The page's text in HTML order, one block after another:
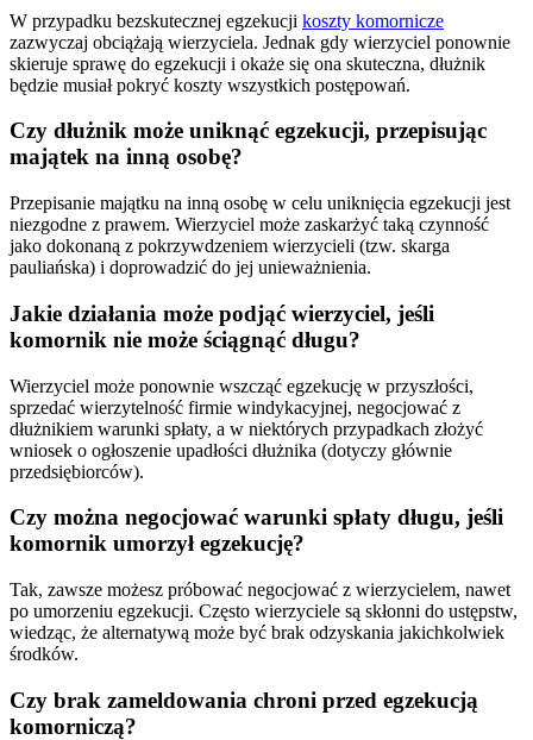
W przypadku bezskutecznej egzekucji koszty komornicze
zazwyczaj obciążają wierzyciela. Jednak gdy wierzyciel ponownie
skieruje sprawę do egzekucji i okaże się ona skuteczna, dłużnik
będzie musiał pokryć koszty wszystkich postępowań.
Czy dłużnik może uniknąć egzekucji, przepisując
majątek na inną osobę?
Przepisanie majątku na inną osobę w celu uniknięcia egzekucji jest
niezgodne z prawem. Wierzyciel może zaskarżyć taką czynność
jako dokonaną z pokrzywdzeniem wierzycieli (tzw. skarga
pauliańska) i doprowadzić do jej unieważnienia.
Jakie działania może podjąć wierzyciel, jeśli
komornik nie może ściągnąć długu?
Wierzyciel może ponownie wszcząć egzekucję w przyszłości,
sprzedać wierzytelność firmie windykacyjnej, negocjować z
dłużnikiem warunki spłaty, a w niektórych przypadkach złożyć
wniosek o ogłoszenie upadłości dłużnika (dotyczy głównie
przedsiębiorców).
Czy można negocjować warunki spłaty długu, jeśli
komornik umorzył egzekucję?
Tak, zawsze możesz próbować negocjować z wierzycielem, nawet
po umorzeniu egzekucji. Często wierzyciele są skłonni do ustępstw,
wiedząc, że alternatywą może być brak odzyskania jakichkolwiek
środków.
Czy brak zameldowania chroni przed egzekucją
komorniczą?